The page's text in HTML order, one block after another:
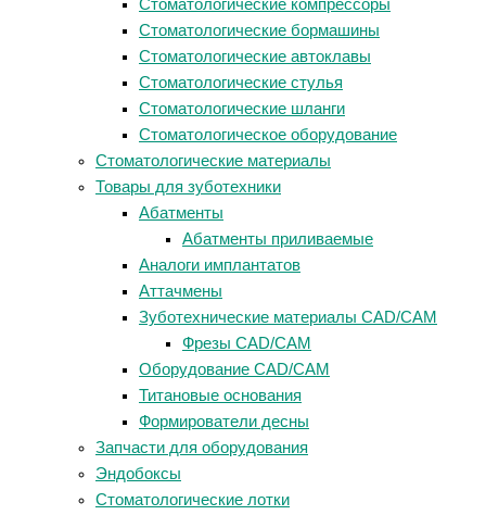
Стоматологические компрессоры
Стоматологические бормашины
Стоматологические автоклавы
Стоматологические стулья
Стоматологические шланги
Стоматологическое оборудование
Стоматологические материалы
Товары для зуботехники
Абатменты
Абатменты приливаемые
Аналоги имплантатов
Аттачмены
Зуботехнические материалы CAD/CAM
Фрезы CAD/CAM
Оборудование CAD/CAM
Титановые основания
Формирователи десны
Запчасти для оборудования
Эндобоксы
Стоматологические лотки